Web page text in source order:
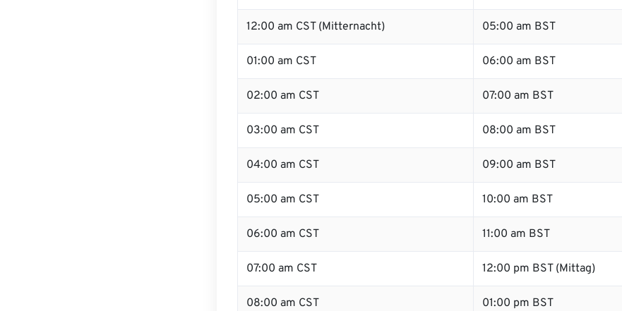
12:00 am CST (Mitternacht) 05:00 am BST
01:00 am CST 06:00 am BST
02:00 am CST 07:00 am BST
03:00 am CST 08:00 am BST
04:00 am CST 09:00 am BST
05:00 am CST 10:00 am BST
06:00 am CST 11:00 am BST
07:00 am CST 12:00 pm BST (Mittag)
08:00 am CST 01:00 pm BST